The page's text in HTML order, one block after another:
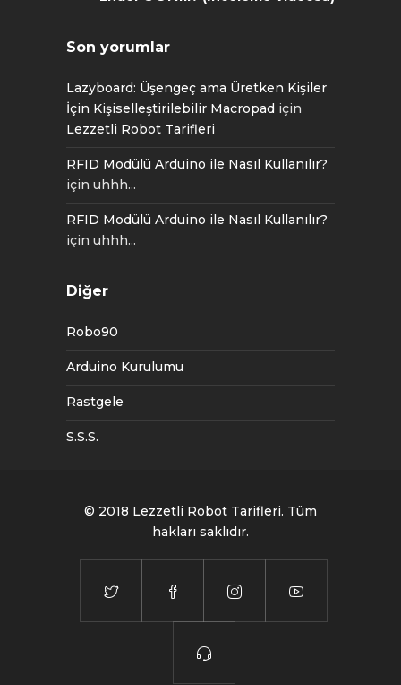
Son yorumlar
Lazyboard: Üşengeç ama Üretken Kişiler
İçin Kişiselleştirilebilir Macropad için
Lezzetli Robot Tarifleri
RFID Modülü Arduino ile Nasıl Kullanılır?
için uhhh...
RFID Modülü Arduino ile Nasıl Kullanılır?
için uhhh...
Diğer
Robo90
Arduino Kurulumu
Rastgele
S.S.S.
© 2018 Lezzetli Robot Tarifleri. Tüm
hakları saklıdır.